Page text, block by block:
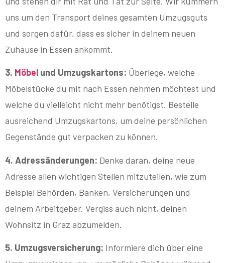
uns um den Transport deines gesamten Umzugsguts
und sorgen dafür, dass es sicher in deinem neuen
Zuhause in Essen ankommt.
3. Möbel und Umzugskartons: Überlege, welche
Möbelstücke du mit nach Essen nehmen möchtest und
welche du vielleicht nicht mehr benötigst. Bestelle
ausreichend Umzugskartons, um deine persönlichen
Gegenstände gut verpacken zu können.
4. Adressänderungen: Denke daran, deine neue
Adresse allen wichtigen Stellen mitzuteilen, wie zum
Beispiel Behörden, Banken, Versicherungen und
deinem Arbeitgeber. Vergiss auch nicht, deinen
Wohnsitz in Graz abzumelden.
5. Umzugsversicherung: Informiere dich über eine